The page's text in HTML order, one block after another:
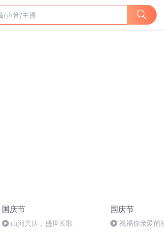
国庆节
山河共庆，盛世长歌
国庆节
祝福你亲爱的